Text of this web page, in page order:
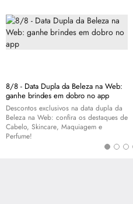
8/8 - Data Dupla da Beleza na Web:
ganhe brindes em dobro no app
Descontos exclusivos na data dupla da
Beleza na Web: confira os destaques de
Cabelo, Skincare, Maquiagem e
Perfume!